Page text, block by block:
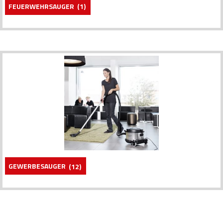
FEUERWEHRSAUGER (1)
GEWERBESAUGER (12)